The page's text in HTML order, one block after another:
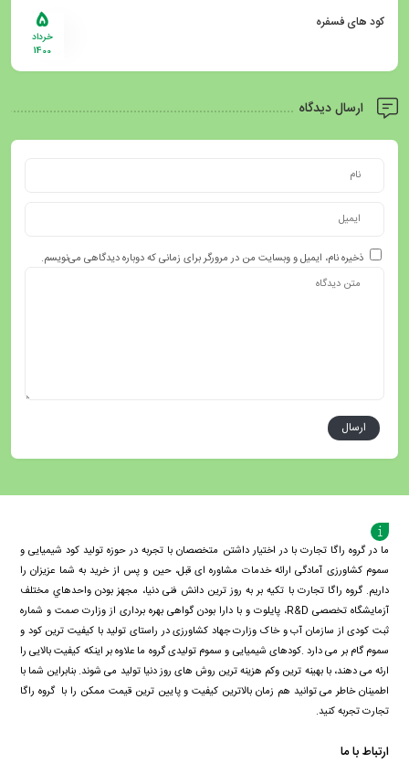
5
خرداد
1400
کود های فسفره
ارسال دیدگاه
ذخیره نام، ایمیل و وبسایت من در مرورگر برای زمانی که دوباره دیدگاهی می‌نویسم.
ما در گروه راگا تجارت با در اختیار داشتن متخصصان با تجربه در حوزه تولید کود شیمیایی و
سموم کشاورزی آمادگی ارائه خدمات مشاوره ای قبل، حین و پس از خرید به شما عزیزان را
داریم. گروه راگا تجارت با تكيه بر به روز ترین دانش فنی دنيا، مجهز بودن واحدهاي مختلف
آزمايشگاه تخصصی R&D، پايلوت و با دارا بودن گواهی بهره برداری از وزارت صمت و شماره
ثبت کودی از سازمان آب و خاک وزارت جهاد کشاورزی در راستای تولید با کیفیت ترین کود و
سموم گام بر می دارد .کودهای شیمیایی و سموم تولیدی گروه ما علاوه بر اینکه کیفیت بالایی را
ارئه می دهند، با بهینه ترین وکم هزینه ترین روش های روز دنیا تولید می شوند. بنابراین شما با
اطمینان خاطر می توانید هم زمان بالاترین کیفیت و پایین ترین قیمت ممکن را با گروه راگا
تجارت تجربه کنید.
ارتباط با ما